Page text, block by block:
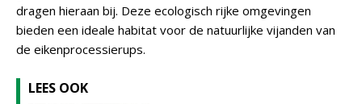
dragen hieraan bij. Deze ecologisch rijke omgevingen
bieden een ideale habitat voor de natuurlijke vijanden van
de eikenprocessierups.
LEES OOK